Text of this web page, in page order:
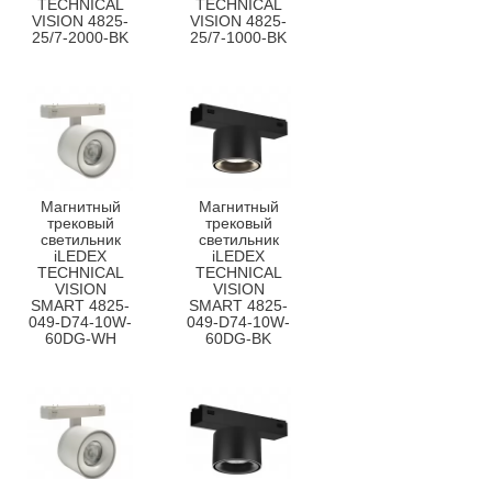
TECHNICAL
VISION 4825-
25/7-2000-BK
TECHNICAL
VISION 4825-
25/7-1000-BK
Магнитный
трековый
светильник
iLEDEX
TECHNICAL
VISION
SMART 4825-
049-D74-10W-
60DG-WH
Магнитный
трековый
светильник
iLEDEX
TECHNICAL
VISION
SMART 4825-
049-D74-10W-
60DG-BK